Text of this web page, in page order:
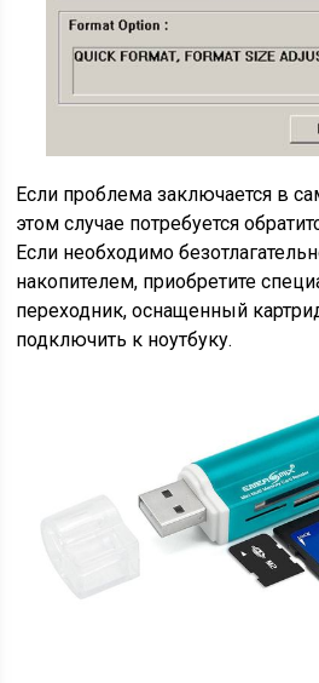
Если проблема заключается в
этом случае потребуется
Если необходимо
накопителем, приобретите
переходник, оснащенный
подключить к ноутбуку.